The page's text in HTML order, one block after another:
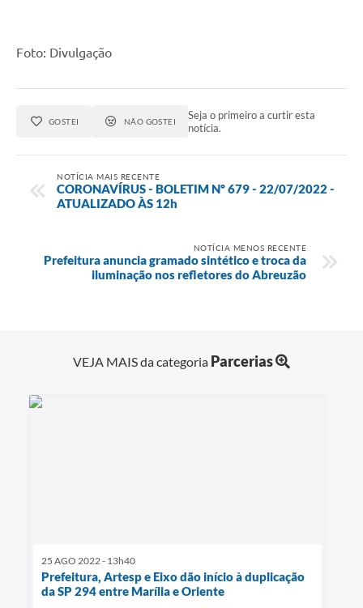
Foto: Divulgação
GOSTEI NÃO GOSTEI
Seja o primeiro a curtir esta
notícia.
NOTÍCIA MAIS RECENTE
CORONAVÍRUS - BOLETIM Nº 679 - 22/07/2022 -
ATUALIZADO ÀS 12h
NOTÍCIA MENOS RECENTE
Prefeitura anuncia gramado sintético e troca da
iluminação nos refletores do Abreuzão
VEJA MAIS da categoria Parcerias
25 AGO 2022 - 13h40
Prefeitura, Artesp e Eixo dão início à duplicação
da SP 294 entre Marília e Oriente